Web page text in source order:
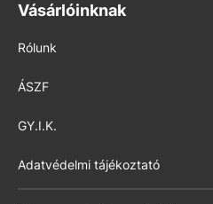
Vásárlóinknak
Rólunk
ÁSZF
GY.I.K.
Adatvédelmi tájékoztató